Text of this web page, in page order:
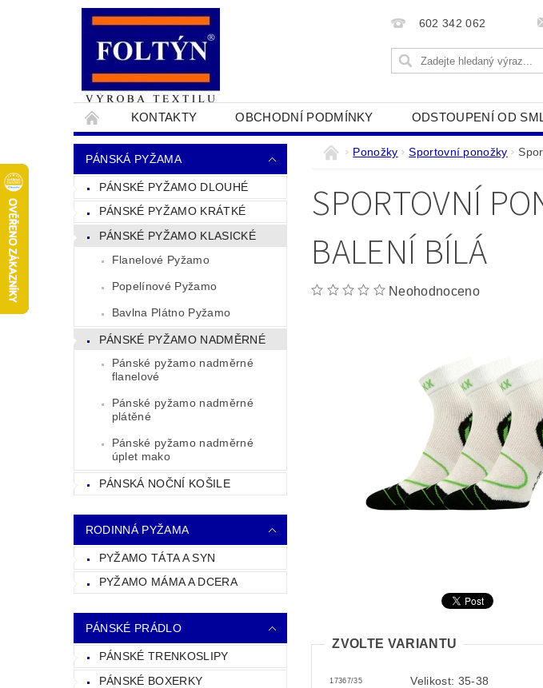
602 342 062
KONTAKTY OBCHODNÍ PODMÍNKY ODSTOUPENÍ OD
PRO OBCHODNÍKY NAPIŠTE NÁM JAK POUŽÍVÁME COOKIES
PÁNSKÁ PYŽAMA
PÁNSKÉ PYŽAMO DLOUHÉ
PÁNSKÉ PYŽAMO KRÁTKÉ
PÁNSKÉ PYŽAMO KLASICKÉ
Flanelové Pyžamo
Popelínové Pyžamo
Bavlna Plátno Pyžamo
PÁNSKÉ PYŽAMO NADMĚRNÉ
Pánské pyžamo nadměrné
flanelové
Pánské pyžamo nadměrné
plátěné
Pánské pyžamo nadměrné
úplet mako
PÁNSKÁ NOČNÍ KOŠILE
RODINNÁ PYŽAMA
PYŽAMO TÁTA A SYN
PYŽAMO MÁMA A DCERA
PÁNSKÉ PRÁDLO
PÁNSKÉ TRENKOSLIPY
PÁNSKÉ BOXERKY
Ponožky Sportovní ponožky
SPORTOVNÍ
BALENÍ BÍLÁ
Neohodnoceno
ZVOLTE VARIANTU
17367/35 Velikost: 35-38